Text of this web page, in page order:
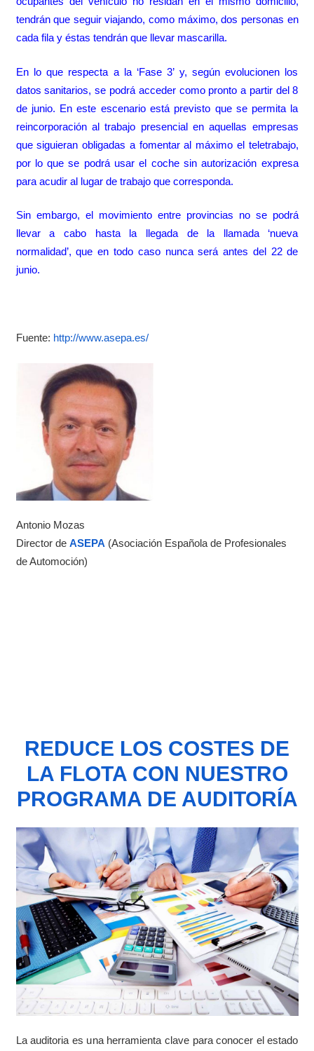
tendrán que seguir viajando, como máximo, dos personas en
cada fila y éstas tendrán que llevar mascarilla.
En lo que respecta a la ‘Fase 3’ y, según evolucionen los
datos sanitarios, se podrá acceder como pronto a partir del 8
de junio. En este escenario está previsto que se permita la
reincorporación al trabajo presencial en aquellas empresas
que siguieran obligadas a fomentar al máximo el teletrabajo,
por lo que se podrá usar el coche sin autorización expresa
para acudir al lugar de trabajo que corresponda.
Sin embargo, el movimiento entre provincias no se podrá
llevar a cabo hasta la llegada de la llamada ‘nueva
normalidad’, que en todo caso nunca será antes del 22 de
junio.
Fuente: http://www.asepa.es/
Antonio Mozas
Director de ASEPA(Asociación Española de Profesionales
de Automoción)
REDUCE LOS COSTES DE
LA FLOTA CON NUESTRO
PROGRAMA DE AUDITORÍA
La auditoria es una herramienta clave para conocer el estado